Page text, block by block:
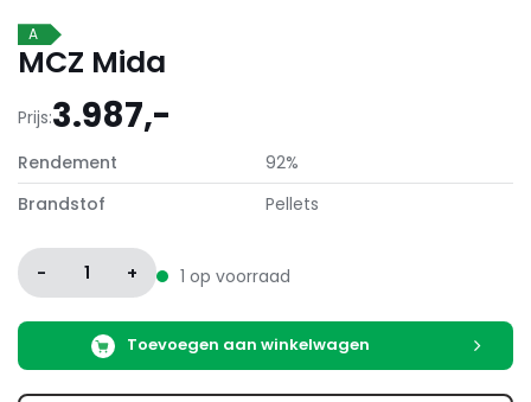
A
MCZ Mida
Prijs:3.987,-
Rendement
92%
Brandstof
Pellets
- 1 + 1 op voorraad
Toevoegen aan winkelwagen